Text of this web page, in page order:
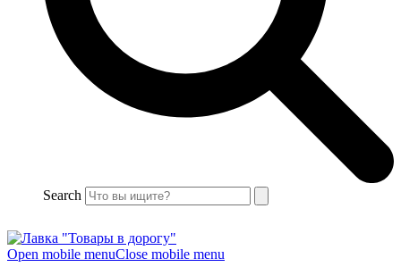
Search
Open mobile menuClose mobile menu